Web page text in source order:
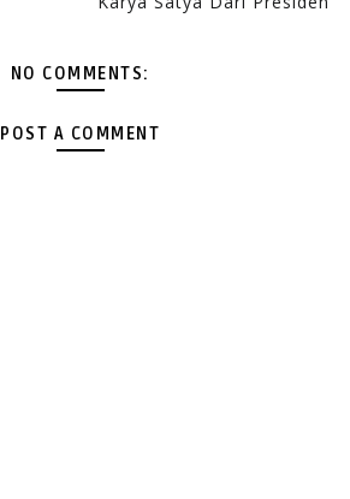
NO COMMENTS:
POST A COMMENT